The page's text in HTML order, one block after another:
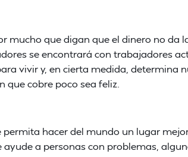
mucho que digan que el dinero no da
se encontrará con trabajadores
vivir y, en cierta medida, determina
que cobre poco sea feliz.
hacer del mundo un lugar
ayude a personas con problemas,